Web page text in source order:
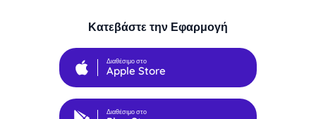
Κατεβάστε την Εφαρμογή
Διαθέσιμο στο
Apple Store
Διαθέσιμο στο